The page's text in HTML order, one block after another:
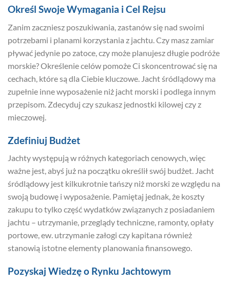
Określ Swoje Wymagania i Cel Rejsu
Zanim zaczniesz poszukiwania, zastanów się nad swoimi
potrzebami i planami korzystania z jachtu. Czy masz zamiar
pływać jedynie po zatoce, czy może planujesz długie podróże
morskie? Określenie celów pomoże Ci skoncentrować się na
cechach, które są dla Ciebie kluczowe. Jacht śródlądowy ma
zupełnie inne wyposażenie niż jacht morski i podlega innym
przepisom. Zdecyduj czy szukasz jednostki kilowej czy z
mieczowej.
Zdefiniuj Budżet
Jachty występują w różnych kategoriach cenowych, więc
ważne jest, abyś już na początku określił swój budżet. Jacht
śródlądowy jest kilkukrotnie tańszy niż morski ze względu na
swoją budowę i wyposażenie. Pamiętaj jednak, że koszty
zakupu to tylko część wydatków związanych z posiadaniem
jachtu – utrzymanie, przeglądy techniczne, ramonty, opłaty
portowe, ew. utrzymanie załogi czy kapitana również
stanowią istotne elementy planowania finansowego.
Pozyskaj Wiedzę o Rynku Jachtowym